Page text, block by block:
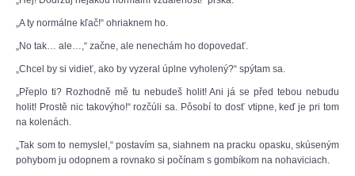
„A ty normálne kľač!“ ohriaknem ho.
„No tak… ale…,“ začne, ale nenechám ho dopovedať.
„Chcel by si vidieť, ako by vyzeral úplne vyholený?“ spýtam sa.
„Přeplo ti? Rozhodně mě tu nebudeš holit! Ani já se před tebou nebudu
holit! Prostě nic takovýho!“ rozčúli sa. Pôsobí to dosť vtipne, keď je pri tom
na kolenách.
„Tak som to nemyslel,“ postavím sa, siahnem na pracku opasku, skúseným
pohybom ju odopnem a rovnako si počínam s gombíkom na nohaviciach.